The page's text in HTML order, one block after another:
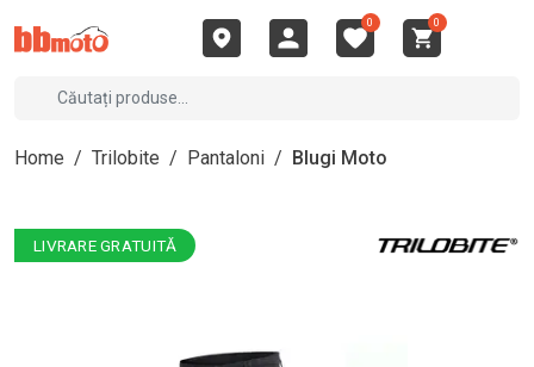
0 0
Home / Trilobite / Pantaloni / Blugi Moto
LIVRARE GRATUITĂ